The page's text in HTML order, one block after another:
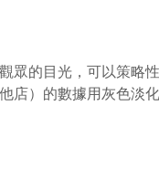
眾的目光，可以策略
店）的數據用灰色淡化